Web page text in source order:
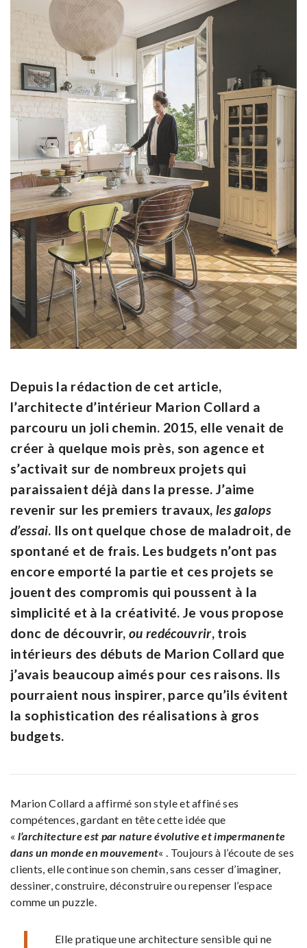
Depuis la rédaction de cet article,
l’architecte d’intérieur Marion Collard a
parcouru un joli chemin. 2015, elle venait de
créer à quelque mois près, son agence et
s’activait sur de nombreux projets qui
paraissaient déjà dans la presse. J’aime
revenir sur les premiers travaux, les galops
d’essai. Ils ont quelque chose de maladroit, de
spontané et de frais. Les budgets n’ont pas
encore emporté la partie et ces projets se
jouent des compromis qui poussent à la
simplicité et à la créativité. Je vous propose
donc de découvrir,ou redécouvrir, trois
intérieurs des débuts de Marion Collard que
j’avais beaucoup aimés pour ces raisons. Ils
pourraient nous inspirer, parce qu’ils évitent
la sophistication des réalisations à gros
budgets.
Marion Collard a affirmé son style et affiné ses
compétences, gardant en tête cette idée que
« l’architecture est par nature évolutive et impermanente
dans un monde en mouvement« . Toujours à l’écoute de ses
clients, elle continue son chemin, sans cesser d’imaginer,
dessiner, construire, déconstruire ou repenser l’espace
comme un puzzle.
Elle pratique une architecture sensible qui ne